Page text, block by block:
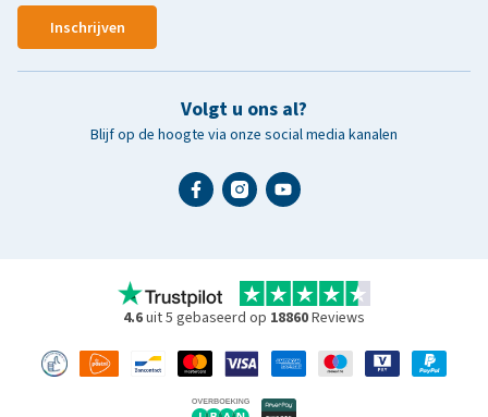
Inschrijven
Volgt u ons al?
Blijf op de hoogte via onze social media kanalen
4.6uit 5 gebaseerd op 18860Reviews